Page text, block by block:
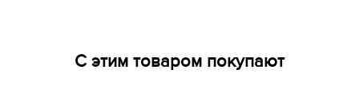
С этим товаром покупают